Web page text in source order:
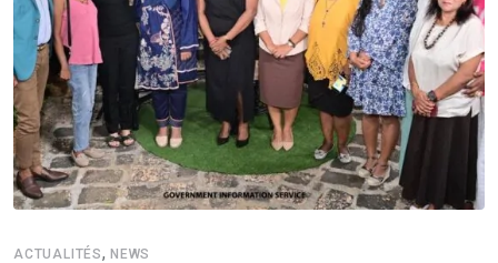
ACTUALITÉS, NEWS